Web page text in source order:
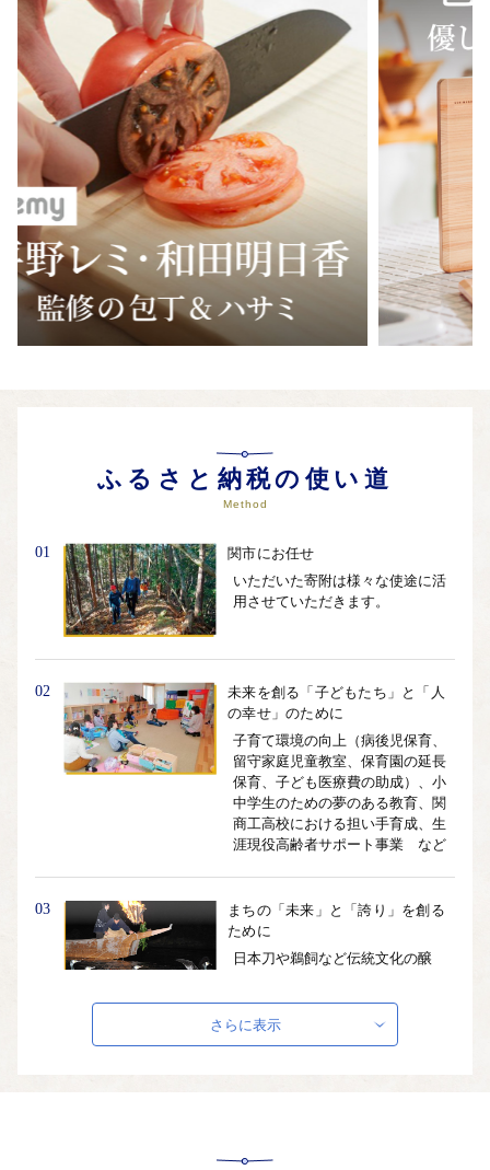
個人情報の保護は遷移先サイトの方針に従います。
ふるさと納税の使い道
Method
01
関市にお任せ
いただいた寄附は様々な使途に活
用させていただきます。
02
未来を創る「子どもたち」と「人
の幸せ」のために
子育て環境の向上（病後児保育、
留守家庭児童教室、保育園の延長
保育、子ども医療費の助成）、小
中学生のための夢のある教育、関
商工高校における担い手育成、生
涯現役高齢者サポート事業 など
03
まちの「未来」と「誇り」を創る
ために
日本刀や鵜飼など伝統文化の醸
興、市民との協働のまちづくり、
ダイバーシティ、観光・雇用対
策・農林事業のまちの活力創出
循環型社会と快適な生活環境の構
さらに表示